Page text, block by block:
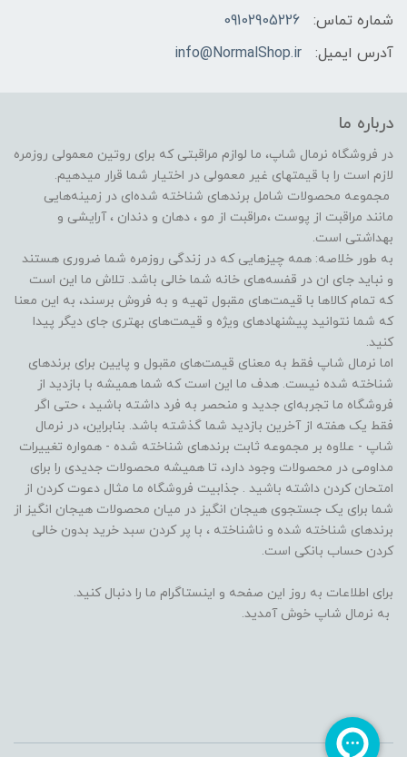
شماره تماس:
09102905226
آدرس ایمیل:
info@NormalShop.ir
درباره ما
در فروشگاه‌ نرمال شاپ، ما لوازم مراقبتی که برای روتین معمولی روزمره
لازم است را با قیمتهای غیر معمولی در اختیار شما قرار میدهیم.
مجموعه محصولات شامل برندهای شناخته شده‌ای در زمینه‌هایی
مانند مراقبت از پوست ،مراقبت از مو ️، دهان و دندان ، آرایشی و
بهداشتی است.
به طور خلاصه: همه چیزهایی که در زندگی روزمره شما ضروری هستند
و نباید جای ان در قفسه‌های خانه شما خالی باشد. تلاش ما این است
که تمام کالاها با قیمت‌های مقبول تهیه و به فروش برسند، به این معنا
که شما نتوانید پیشنهادهای ویژه و قیمت‌های بهتری جای دیگر پیدا
کنید.
اما نرمال شاپ فقط به معنای قیمت‌های مقبول و پایین برای برندهای
شناخته شده نیست. هدف ما این است که شما همیشه با بازدید از
فروشگاه‌ ما تجربه‌ای جدید و منحصر به فرد داشته باشید ، حتی اگر
فقط یک هفته از آخرین بازدید شما گذشته باشد. بنابراین، در نرمال
شاپ - علاوه بر مجموعه ثابت برندهای شناخته شده - همواره تغییرات
مداومی در محصولات وجود دارد، تا همیشه محصولات جدیدی را برای
امتحان کردن داشته باشید . جذابیت فروشگاه ما مثال دعوت کردن از
شما برای یک جستجوی هیجان انگیز در میان محصولات هیجان انگیز از
برندهای شناخته شده و ناشناخته ، با پر کردن سبد خرید بدون خالی
کردن حساب بانکی است.
برای اطلاعات به روز این صفحه و اینستاگرام ما را دنبال کنید.
به نرمال شاپ خوش آمدید.